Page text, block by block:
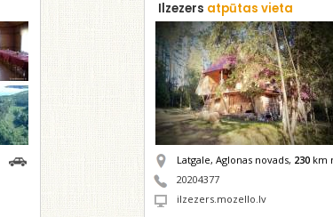
Ilzezers atpūtas vieta
Latgale, Aglonas novads, 230 km
20204377
ilzezers.mozello.lv